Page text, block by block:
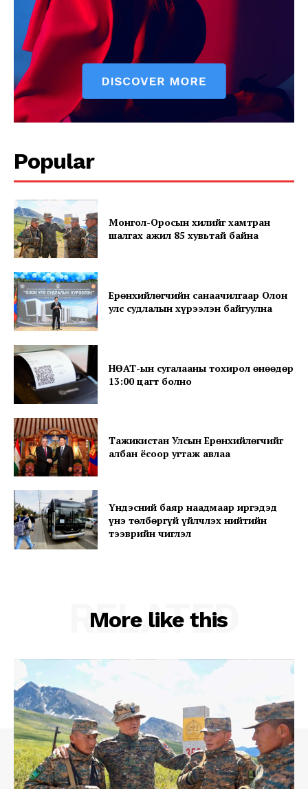
News Week
Magazine PRO
SUBSCRIBE NOW
Company
About
Contact us
Subscription Plans
My account
Popular
Монгол-Оросын хилийг хамтран
шалгах ажил 85 хувьтай байна
Ерөнхийлөгчийн санаачилгаар Олон
улс судлалын хүрээлэн байгуулна
НӨАТ-ын сугалааны тохирол өнөөдөр
13:00 цагт болно
Тажикистан Улсын Ерөнхийлөгчийг
албан ёсоор угтаж авлаа
Үндэсний баяр наадмаар иргэдэд
үнэ төлбөргүй үйлчлэх нийтийн
тээврийн чиглэл
More like this
RELATED